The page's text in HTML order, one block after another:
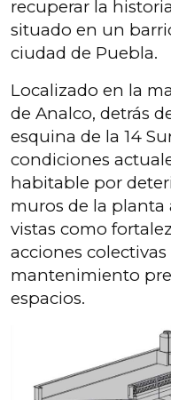
recuperar la
situado en un
ciudad de Puebla.
Localizado en la
de Analco, detrás
esquina de la 14
condiciones
habitable por
muros de la planta
vistas como
acciones
mantenimiento
espacios.